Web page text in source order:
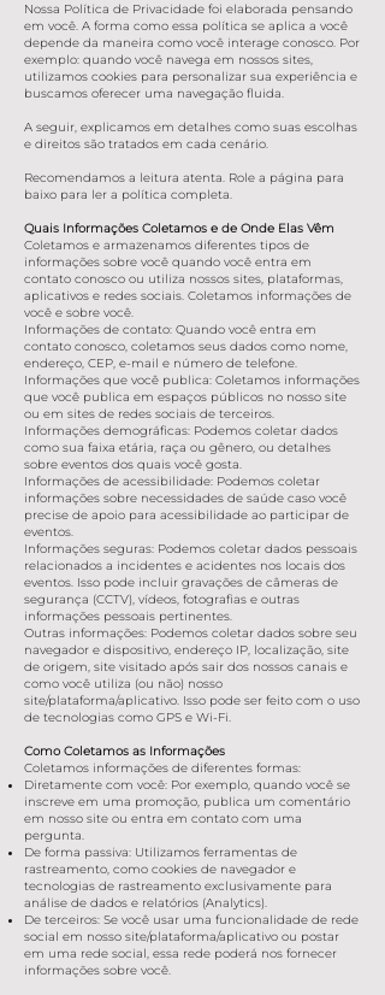
Nossa Política de Privacidade foi elaborada pensando
em você. A forma como essa política se aplica a você
depende da maneira como você interage conosco. Por
exemplo: quando você navega em nossos sites,
utilizamos cookies para personalizar sua experiência e
buscamos oferecer uma navegação fluida.
A seguir, explicamos em detalhes como suas escolhas
e direitos são tratados em cada cenário.
Recomendamos a leitura atenta. Role a página para
baixo para ler a política completa.
Quais Informações Coletamos e de Onde Elas Vêm
Coletamos e armazenamos diferentes tipos de
informações sobre você quando você entra em
contato conosco ou utiliza nossos sites, plataformas,
aplicativos e redes sociais. Coletamos informações de
você e sobre você.
Informações de contato: Quando você entra em
contato conosco, coletamos seus dados como nome,
endereço, CEP, e-mail e número de telefone.
Informações que você publica: Coletamos informações
que você publica em espaços públicos no nosso site
ou em sites de redes sociais de terceiros.
Informações demográficas: Podemos coletar dados
como sua faixa etária, raça ou gênero, ou detalhes
sobre eventos dos quais você gosta.
Informações de acessibilidade: Podemos coletar
informações sobre necessidades de saúde caso você
precise de apoio para acessibilidade ao participar de
eventos.
Informações seguras: Podemos coletar dados pessoais
relacionados a incidentes e acidentes nos locais dos
eventos. Isso pode incluir gravações de câmeras de
segurança (CCTV), vídeos, fotografias e outras
informações pessoais pertinentes.
Outras informações: Podemos coletar dados sobre seu
navegador e dispositivo, endereço IP, localização, site
de origem, site visitado após sair dos nossos canais e
como você utiliza (ou não) nosso
site/plataforma/aplicativo. Isso pode ser feito com o uso
de tecnologias como GPS e Wi-Fi.
Como Coletamos as Informações
Coletamos informações de diferentes formas:
Diretamente com você: Por exemplo, quando você se
inscreve em uma promoção, publica um comentário
em nosso site ou entra em contato com uma
pergunta.
De forma passiva: Utilizamos ferramentas de
rastreamento, como cookies de navegador e
tecnologias de rastreamento exclusivamente para
análise de dados e relatórios (Analytics).
De terceiros: Se você usar uma funcionalidade de rede
social em nosso site/plataforma/aplicativo ou postar
em uma rede social, essa rede poderá nos fornecer
informações sobre você.